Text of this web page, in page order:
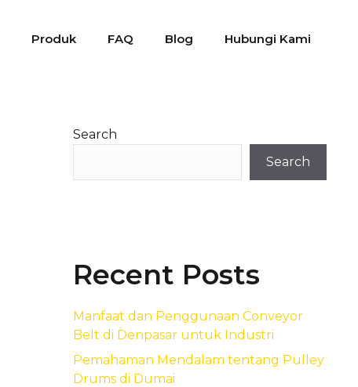
Produk FAQ Blog Hubungi Kami
Search
Search
Recent Posts
Manfaat dan Penggunaan Conveyor
Belt di Denpasar untuk Industri
Pemahaman Mendalam tentang Pulley
Drums di Dumai